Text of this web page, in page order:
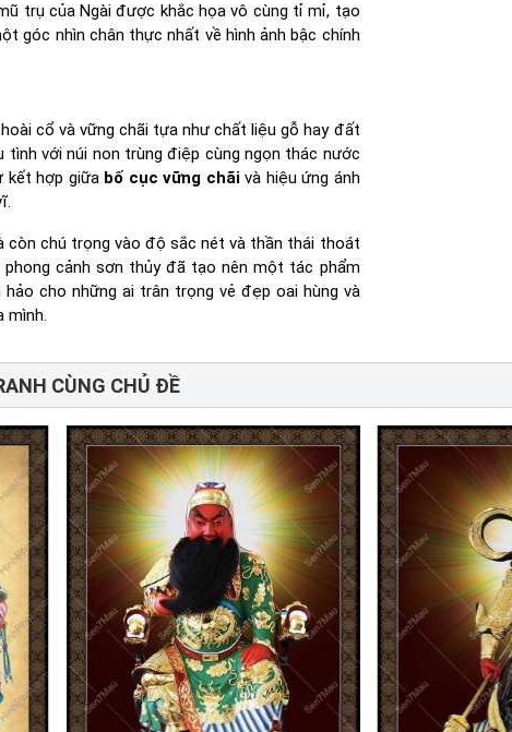
trụ của Ngài được khắc họa vô cùng tỉ mỉ, tạo
góc nhìn chân thực nhất về hình ảnh bậc chính
cổ và vững chãi tựa như chất liệu gỗ hay đất
tình với núi non trùng điệp cùng ngọn thác nước
kết hợp giữa bố cục vững chãivà hiệu ứng ánh
còn chú trọng vào độ sắc nét và thần thái thoát
phong cảnh sơn thủy đã tạo nên một tác phẩm
cho những ai trân trọng vẻ đẹp oai hùng và
mình.
CÙNG CHỦ ĐỀ